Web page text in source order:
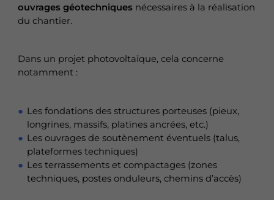
ouvrages géotechniques nécessaires à la réalisation
du chantier.
Dans un projet photovoltaïque, cela concerne
notamment :
Les fondations des structures porteuses (pieux,
longrines, massifs, platines ancrées, etc.)
Les ouvrages de soutènement éventuels (talus,
plateformes techniques)
Les terrassements et compactages (zones
techniques, postes onduleurs, chemins d’accès)